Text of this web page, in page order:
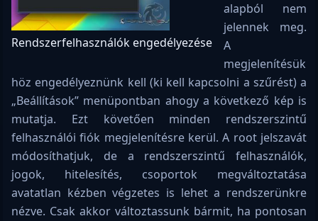
Rendszerfelhasználók engedélyezése
alapból nem
jelennek meg.
A
megjelenítésük
höz engedélyeznünk kell (ki kell kapcsolni a szűrést) a
„Beállítások” menüpontban ahogy a következő kép is
mutatja. Ezt követően minden rendszerszintű
felhasználói fiók megjelenítésre kerül. A root jelszavát
módosíthatjuk, de a rendszerszintű felhasználók,
jogok, hitelesítés, csoportok megváltoztatása
avatatlan kézben végzetes is lehet a rendszerünkre
nézve. Csak akkor változtassunk bármit, ha pontosan